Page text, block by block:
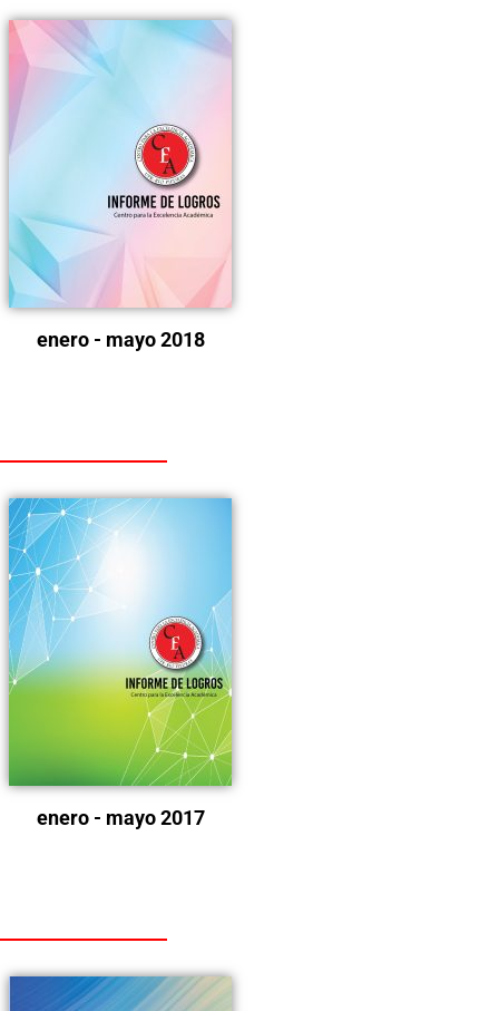
enero - mayo 2018
enero - mayo 2017